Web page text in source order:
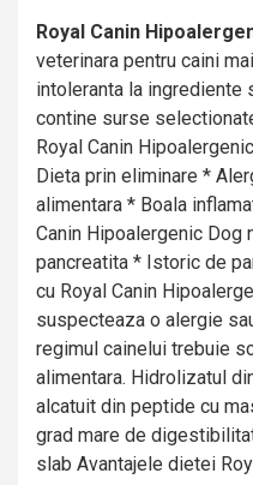
Royal Canin
veterinara pentru caini
intoleranta la ingrediente
contine surse
Royal Canin
Dieta prin eliminare *
alimentara * Boala
Canin Hipoalergenic Dog
pancreatita * Istoric de
cu Royal Canin
suspecteaza o alergie
regimul cainelui trebuie
alimentara. Hidrolizatul
alcatuit din peptide cu
grad mare de
slab Avantajele dietei